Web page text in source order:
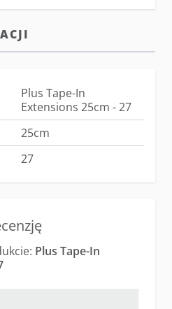
Plus Tape-In
Extensions 25cm - 27
25cm
27
Plus Tape-In